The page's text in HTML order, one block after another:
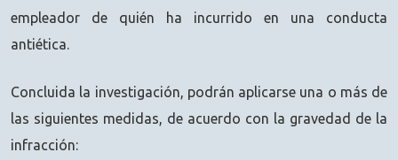
empleador de quién ha incurrido en una conducta
antiética.
Concluida la investigación, podrán aplicarse una o más de
las siguientes medidas, de acuerdo con la gravedad de la
infracción: